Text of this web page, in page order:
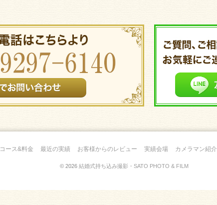
コース&料金 最近の実績 お客様からのレビュー 実績会場 カメラマン紹介
© 2026 結婚式持ち込み撮影・SATO PHOTO & FILM